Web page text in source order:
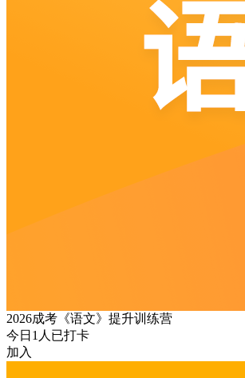
2026成考《语文》提升训练营
今日 1 人已打卡
加入